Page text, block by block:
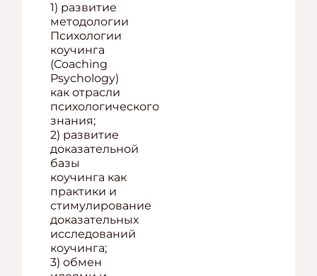
1) развитие
методологии
Психологии
коучинга
(Coaching
Psychology)
как отрасли
психологического
знания;
2) развитие
доказательной
базы
коучинга как
практики и
стимулирование
доказательных
исследований
коучинга;
3) обмен